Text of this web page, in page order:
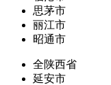
思茅市
丽江市
昭通市
全陕西省
延安市